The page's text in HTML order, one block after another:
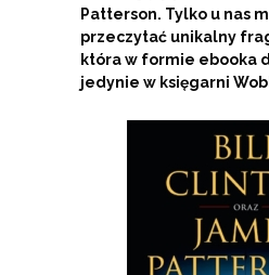
Patterson. Tylko u nas
przeczytać unikalny
która w formie ebooka
jedynie w księgarni